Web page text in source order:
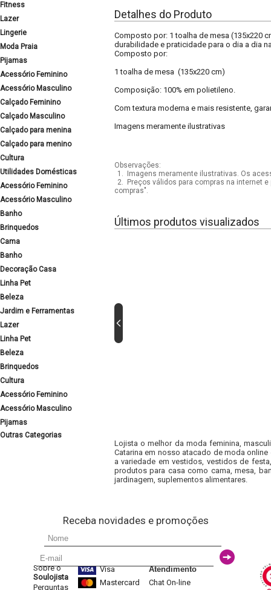
Fitness
Lazer
Lingerie
Moda Praia
Pijamas
Acessório Feminino
Acessório Masculino
Calçado Feminino
Calçado Masculino
Calçado para menina
Calçado para menino
Cultura
Utilidades Domésticas
Acessório Feminino
Acessório Masculino
Banho
Brinquedos
Cama
Banho
Decoração Casa
Linha Pet
Beleza
Jardim e Ferramentas
Lazer
Linha Pet
Beleza
Brinquedos
Cultura
Acessório Feminino
Acessório Masculino
Pijamas
Outras Categorias
Detalhes do Produto
Composto por: 1 toalha de mesa (135x220
durabilidade e praticidade para o dia a dia
Composto por:
1 toalha de mesa (135x220 cm)
Composição: 100% em polietileno.
Com textura moderna e mais resistente,
Imagens meramente ilustrativas
Observações:
1.
Imagens meramente ilustrativas. Os
2.
Preços válidos para compras na internet
compras".
Últimos produtos visualizados
Lojista o melhor da moda feminina,
Catarina em nosso atacado de moda
a variedade em vestidos, vestidos de
produtos para casa como cama, mesa,
jardinagem, suplementos alimentares.
Receba novidades e promoções
Sobre o
Soulojista
Perguntas
Visa
Mastercard
Atendimento
Chat On-line